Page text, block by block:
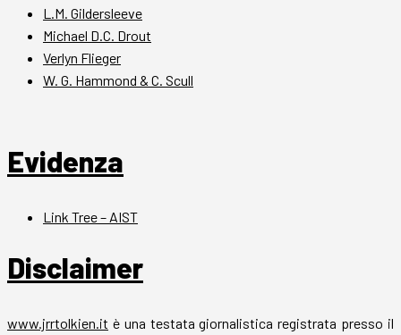
L.M. Gildersleeve
Michael D.C. Drout
Verlyn Flieger
W. G. Hammond & C. Scull
Evidenza
Link Tree – AIST
Disclaimer
www.jrrtolkien.it è una testata giornalistica registrata presso il